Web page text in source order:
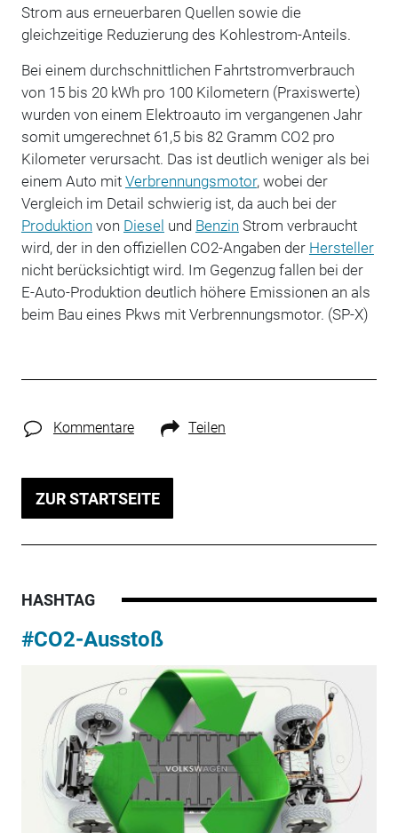
Strom aus erneuerbaren Quellen sowie die
gleichzeitige Reduzierung des Kohlestrom-Anteils.
Bei einem durchschnittlichen Fahrtstromverbrauch
von 15 bis 20 kWh pro 100 Kilometern (Praxiswerte)
wurden von einem Elektroauto im vergangenen Jahr
somit umgerechnet 61,5 bis 82 Gramm CO2 pro
Kilometer verursacht. Das ist deutlich weniger als bei
einem Auto mit Verbrennungsmotor, wobei der
Vergleich im Detail schwierig ist, da auch bei der
Produktion von Diesel und Benzin Strom verbraucht
wird, der in den offiziellen CO2-Angaben der Hersteller
nicht berücksichtigt wird. Im Gegenzug fallen bei der
E-Auto-Produktion deutlich höhere Emissionen an als
beim Bau eines Pkws mit Verbrennungsmotor. (SP-X)
Kommentare Teilen
ZUR STARTSEITE
HASHTAG
#CO2-Ausstoß